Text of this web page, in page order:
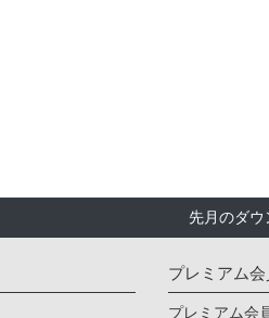
先月のダ
プレミアム
プレミアム会